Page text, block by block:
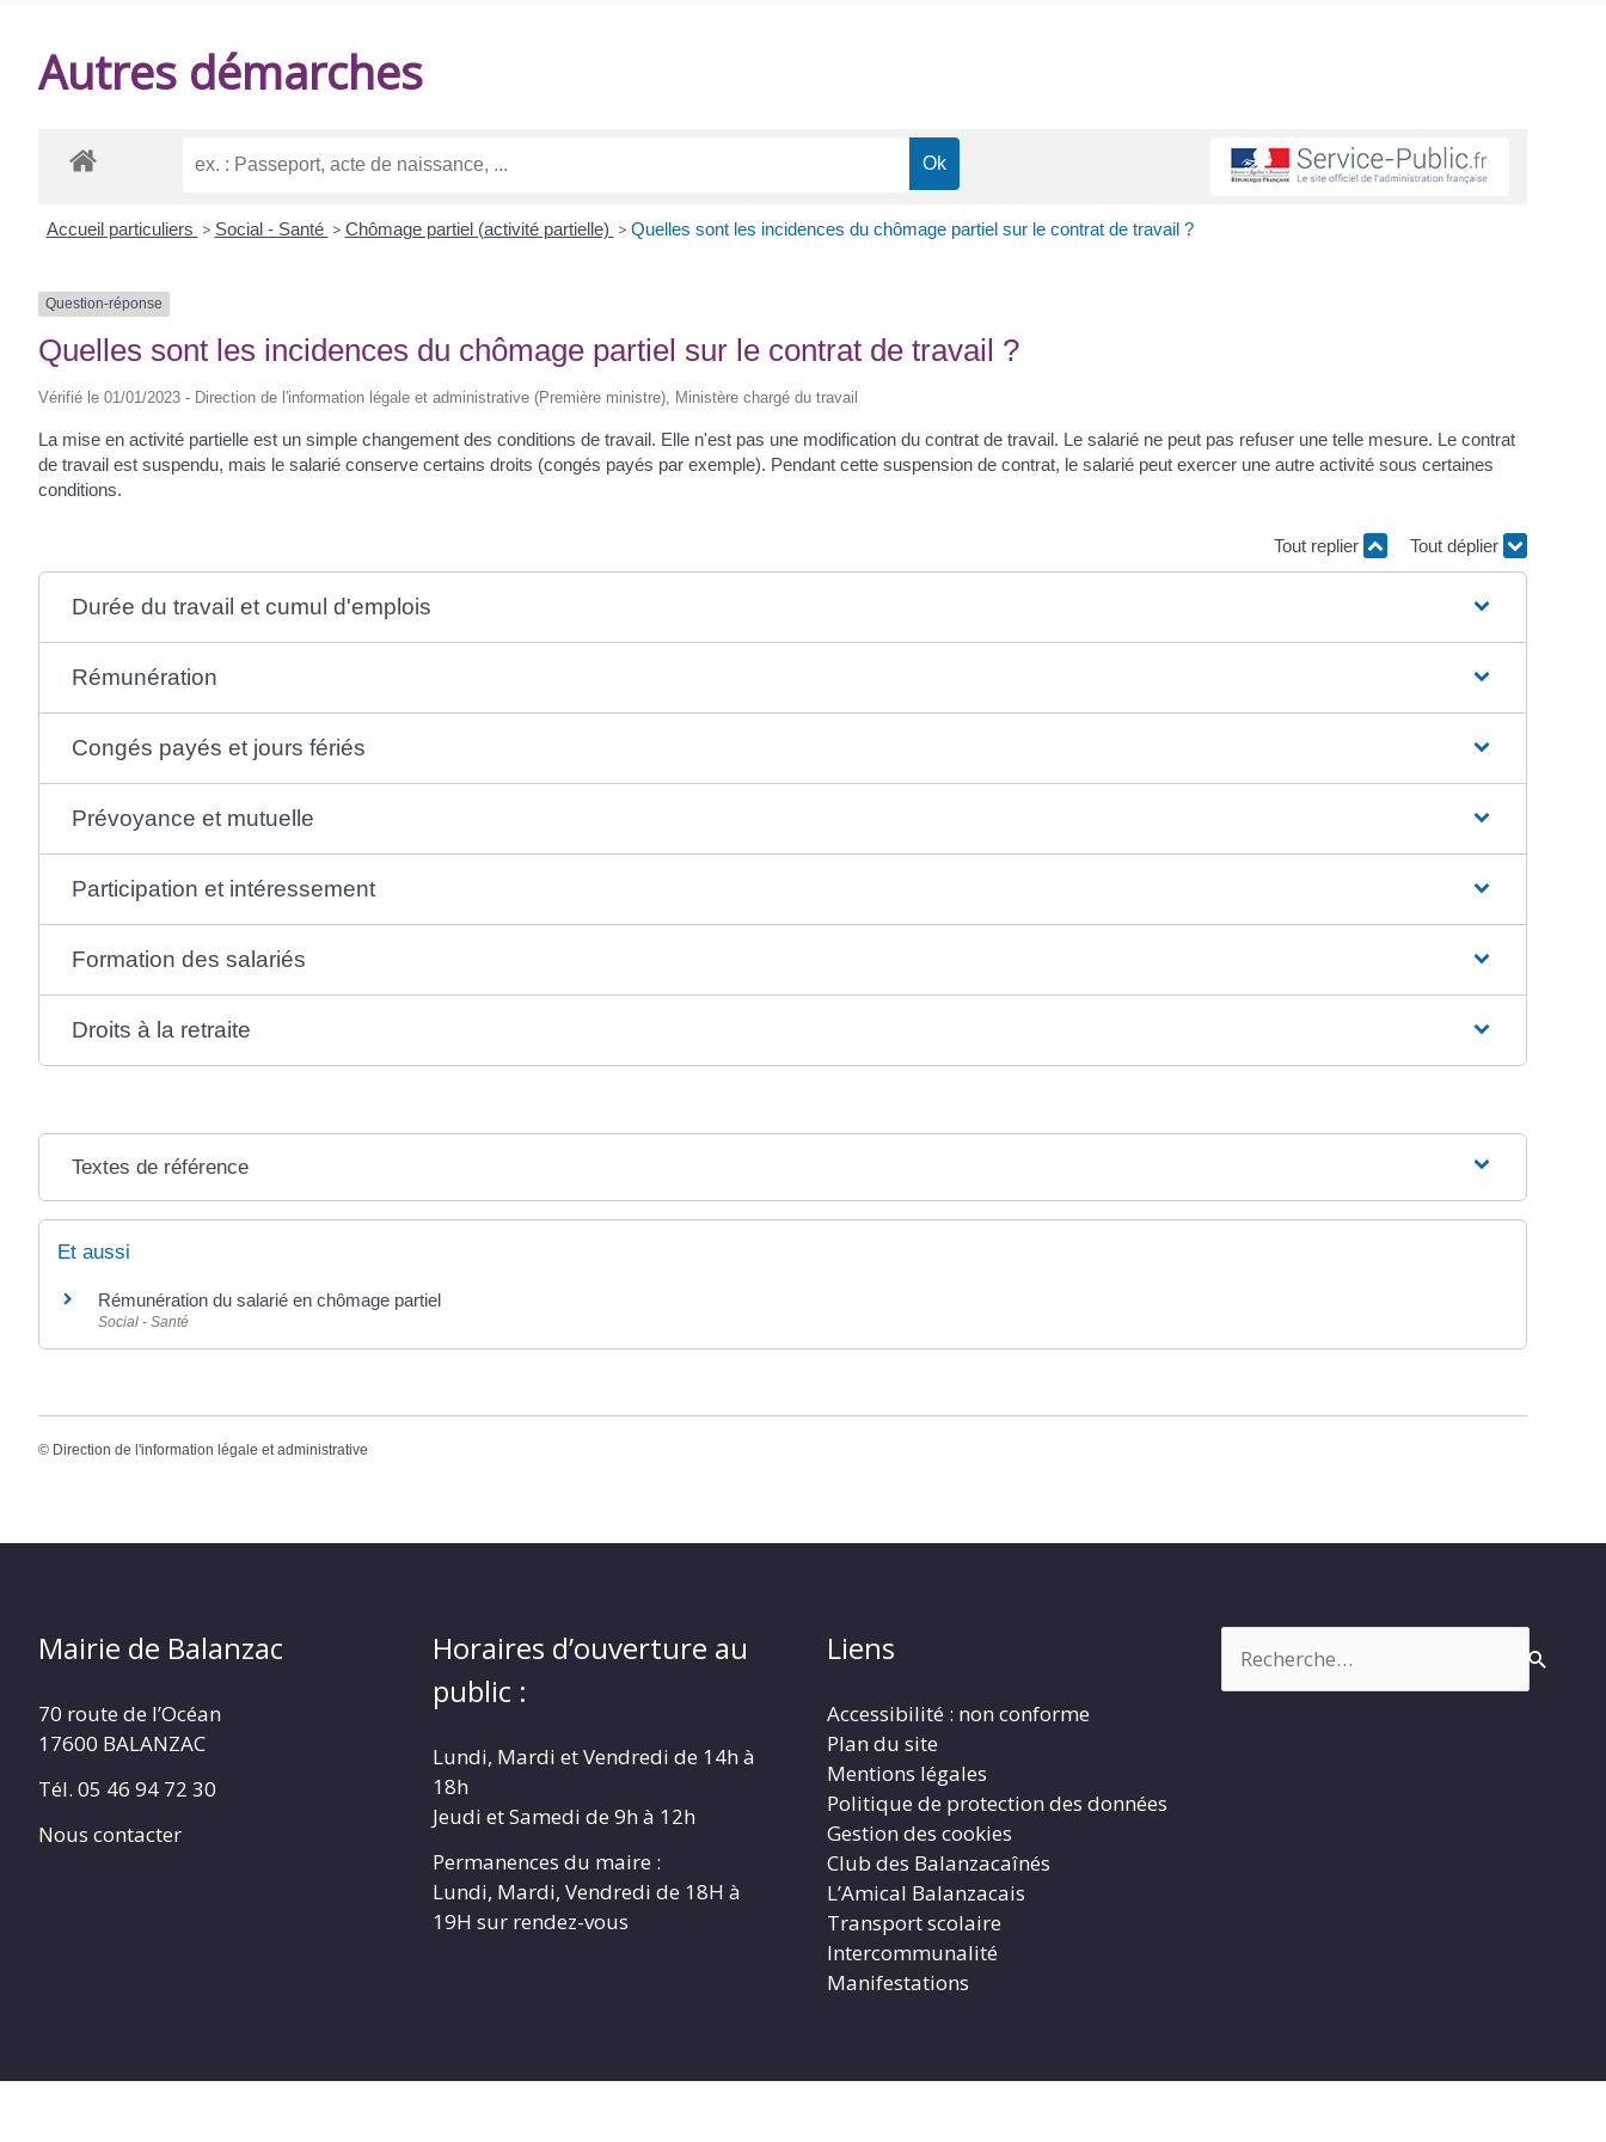
Autres démarches
Accueil particuliers > Social - Santé > Chômage partiel (activité partielle) > Quelles sont les incidences du chômage partiel sur le contrat de travail ?
Question-réponse
Quelles sont les incidences du chômage partiel sur le contrat de travail ?
Vérifié le 01/01/2023 - Direction de l'information légale et administrative (Première ministre), Ministère chargé du travail
La mise en activité partielle est un simple changement des conditions de travail. Elle n'est pas une modification du contrat de travail. Le salarié ne peut pas refuser une telle mesure. Le contrat
de travail est suspendu, mais le salarié conserve certains droits (congés payés par exemple). Pendant cette suspension de contrat, le salarié peut exercer une autre activité sous certaines
conditions.
Tout replier Tout déplier
Durée du travail et cumul d'emplois
Rémunération
Congés payés et jours fériés
Prévoyance et mutuelle
Participation et intéressement
Formation des salariés
Droits à la retraite
Textes de référence
Et aussi
Rémunération du salarié en chômage partiel
Social - Santé
© Direction de l'information légale et administrative
Mairie de Balanzac
70 route de l’Océan
17600 BALANZAC
Tél. 05 46 94 72 30
Nous contacter
Horaires d’ouverture au
public :
Lundi, Mardi et Vendredi de 14h à
18h
Jeudi et Samedi de 9h à 12h
Permanences du maire :
Lundi, Mardi, Vendredi de 18H à
19H sur rendez-vous
Liens
Accessibilité : non conforme
Plan du site
Mentions légales
Politique de protection des données
Gestion des cookies
Club des Balanzacaînés
L’Amical Balanzacais
Transport scolaire
Intercommunalité
Manifestations